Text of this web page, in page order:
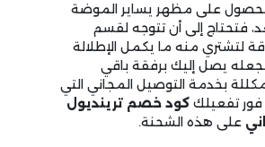
على مظهر يساير الموضة
فتحتاج إلى أن تتوجه لقسم
لتشتري منه ما يكمل الإطلالة
يصل إليك برفقة باقي
بخدمة التوصيل المجاني التي
تفعيلك كود خصم ترينديول
على هذه الشحنة.